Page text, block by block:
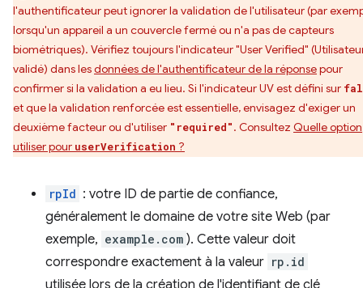
l'authentificateur peut ignorer la validation de l'utilisateur (par
lorsqu'un appareil a un couvercle fermé ou n'a pas de capteurs
biométriques). Vérifiez toujours l'indicateur "User Verified"
validé) dans lesdonnées de l'authentificateur de la réponsepour
confirmer si la validation a eu lieu. Si l'indicateur UV est défini sur
et que la validation renforcée est essentielle, envisagez d'exiger un
deuxième facteur ou d'utiliser "required". Consultez Quelle option
utiliser pour userVerification ?
rpId : votre ID de partie de confiance,
généralement le domaine de votre site Web (par
exemple, example.com ). Cette valeur doit
correspondre exactement à la valeur rp.id
utilisée lors de la création de l'identifiant de clé